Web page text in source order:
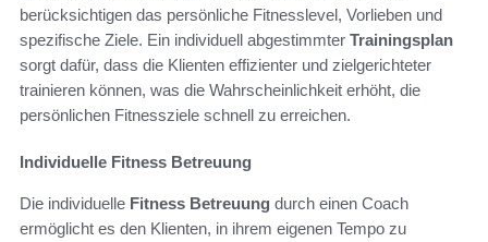
berücksichtigen das persönliche Fitnesslevel, Vorlieben und
spezifische Ziele. Ein individuell abgestimmter Trainingsplan
sorgt dafür, dass die Klienten effizienter und zielgerichteter
trainieren können, was die Wahrscheinlichkeit erhöht, die
persönlichen Fitnessziele schnell zu erreichen.
Individuelle Fitness Betreuung
Die individuelle Fitness Betreuung durch einen Coach
ermöglicht es den Klienten, in ihrem eigenen Tempo zu